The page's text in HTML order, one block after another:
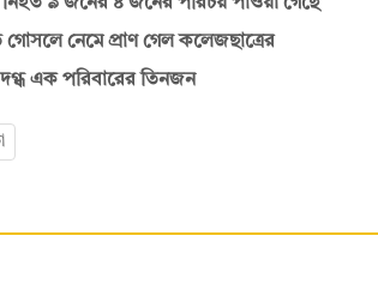
নিহত ৯ জনের ৪ জনের পরিচয় পাওয়া গেছে
নেমে প্রাণ গেল কলেজছাত্রের
এক পরিবারের তিনজন